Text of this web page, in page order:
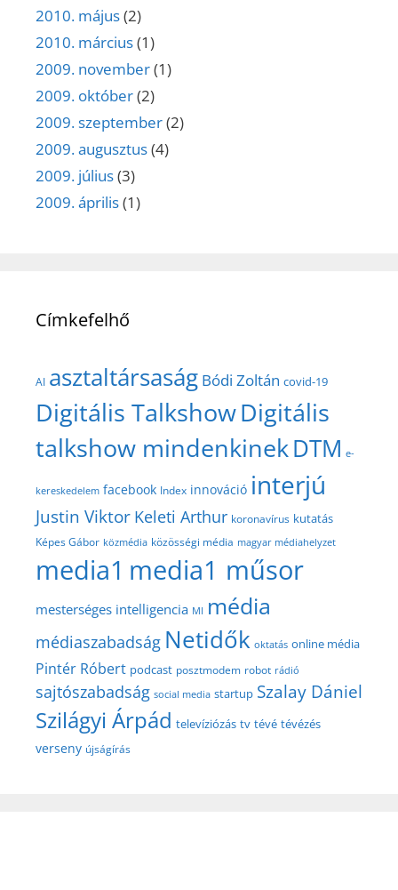
2010. május(2)
2010. március(1)
2009. november(1)
2009. október(2)
2009. szeptember(2)
2009. augusztus(4)
2009. július(3)
2009. április(1)
Címkefelhő
AI asztaltársaság Bódi Zoltán covid-19
Digitális TalkshowDigitális
talkshow mindenkinekDTM e-
kereskedelem facebook Index innováció interjú
Justin Viktor Keleti Arthur koronavírus kutatás
Képes Gábor közmédia közösségi média magyar médiahelyzet
media1 media1 műsor
mesterséges intelligencia MI média
médiaszabadság Netidők oktatás online média
Pintér Róbert podcast posztmodem robot rádió
sajtószabadság social media startup Szalay Dániel
Szilágyi Árpád televíziózás tv tévé tévézés
verseny újságírás